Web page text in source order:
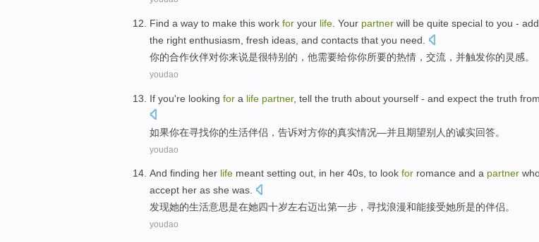
Find a way to make this work for your life . Your partner will be quite special to you -
the right enthusiasm , fresh ideas, and contacts that you need
你的合作伙伴对你来说是很特别 的，他需要给你你所要的热情 ， 交流 ，并触发你的灵感。
youdao
If you're looking for a life partner, tell the truth about yourself - and expect the truth
如果你在寻找你的生活伴侣 ， 告诉对方你的真实情况—并且期望别人 的诚实回答。
youdao
And finding her life meant setting out, in her 40s, to look for romance and a partner
accept her as she was.
发现她的生活意思是在她四十岁左右迈出第一步， 寻找浪漫和能接受她所是的伴侣。
youdao